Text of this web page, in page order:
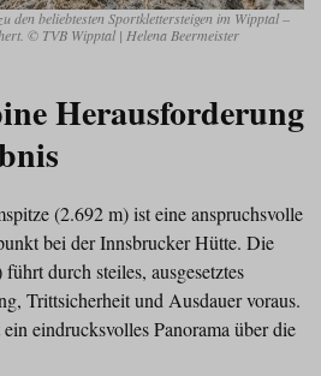
den beliebtesten Sportklettersteigen im Wipptal –
© TVB Wipptal | Helena Beermeister
Herausforderung
(2.692 m) ist eine anspruchsvolle
bei der Innsbrucker Hütte. Die
durch steiles, ausgesetztes
Trittsicherheit und Ausdauer voraus.
eindrucksvolles Panorama über die